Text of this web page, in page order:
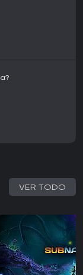
VER TODO